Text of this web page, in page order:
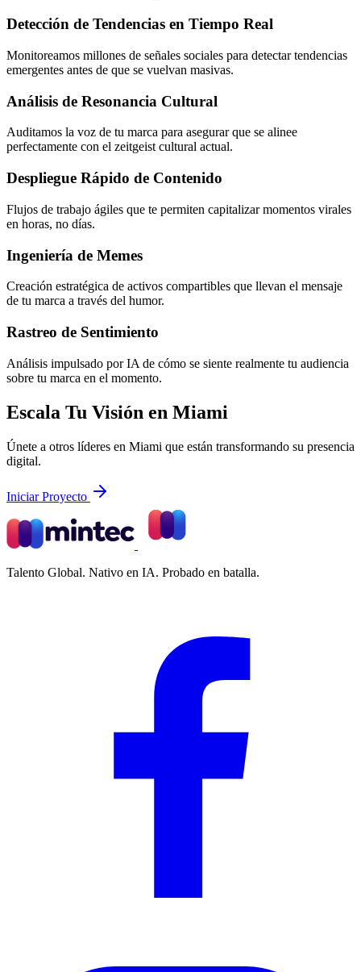
Detección de Tendencias en Tiempo Real
Monitoreamos millones de señales sociales para detectar tendencias
emergentes antes de que se vuelvan masivas.
Análisis de Resonancia Cultural
Auditamos la voz de tu marca para asegurar que se alinee
perfectamente con el zeitgeist cultural actual.
Despliegue Rápido de Contenido
Flujos de trabajo ágiles que te permiten capitalizar momentos virales
en horas, no días.
Ingeniería de Memes
Creación estratégica de activos compartibles que llevan el mensaje
de tu marca a través del humor.
Rastreo de Sentimiento
Análisis impulsado por IA de cómo se siente realmente tu audiencia
sobre tu marca en el momento.
Escala Tu Visión en Miami
Únete a otros líderes en Miami que están transformando su presencia
digital.
Iniciar Proyecto
Talento Global. Nativo en IA. Probado en batalla.